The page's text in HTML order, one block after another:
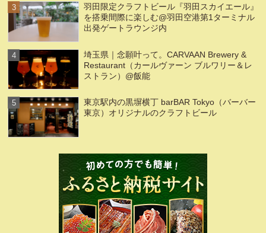
羽田限定クラフトビール『羽田スカイエール』
を搭乗間際に楽しむ@羽田空港第1ターミナル
出発ゲートラウンジ内
埼玉県｜念願叶って。CARVAAN Brewery &
Restaurant（カールヴァーン ブルワリー＆レ
ストラン）@飯能
東京駅内の黒塀横丁 barBAR Tokyo（バーバー
東京）オリジナルのクラフトビール